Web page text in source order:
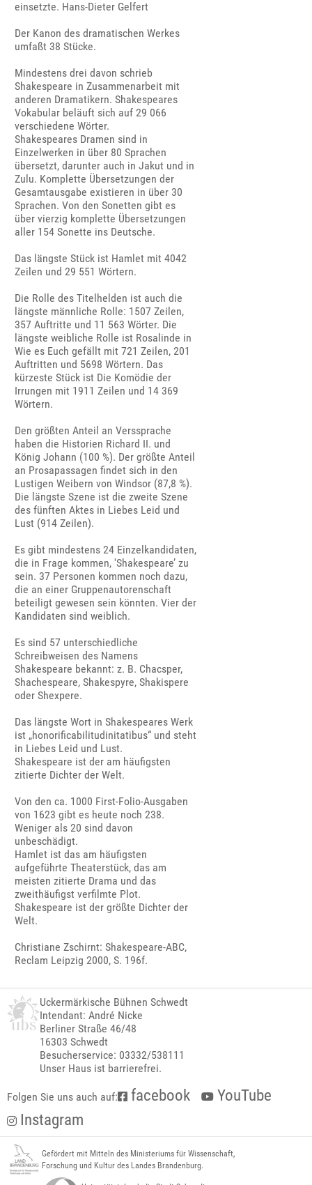
einsetzte. Hans-Dieter Gelfert
Der Kanon des dramatischen Werkes
umfaßt 38 Stücke.
Mindestens drei davon schrieb
Shakespeare in Zusammenarbeit mit
anderen Dramatikern. Shakespeares
Vokabular beläuft sich auf 29 066
verschiedene Wörter.
Shakespeares Dramen sind in
Einzelwerken in über 80 Sprachen
übersetzt, darunter auch in Jakut und in
Zulu. Komplette Übersetzungen der
Gesamtausgabe existieren in über 30
Sprachen. Von den Sonetten gibt es
über vierzig komplette Übersetzungen
aller 154 Sonette ins Deutsche.
Das längste Stück ist Hamlet mit 4042
Zeilen und 29 551 Wörtern.
Die Rolle des Titelhelden ist auch die
längste männliche Rolle: 1507 Zeilen,
357 Auftritte und 11 563 Wörter. Die
längste weibliche Rolle ist Rosalinde in
Wie es Euch gefällt mit 721 Zeilen, 201
Auftritten und 5698 Wörtern. Das
kürzeste Stück ist Die Komödie der
Irrungen mit 1911 Zeilen und 14 369
Wörtern.
Den größten Anteil an Verssprache
haben die Historien Richard II. und
König Johann (100 %). Der größte Anteil
an Prosapassagen findet sich in den
Lustigen Weibern von Windsor (87,8 %).
Die längste Szene ist die zweite Szene
des fünften Aktes in Liebes Leid und
Lust (914 Zeilen).
Es gibt mindestens 24 Einzelkandidaten,
die in Frage kommen, 'Shakespeare’ zu
sein. 37 Personen kommen noch dazu,
die an einer Gruppenautorenschaft
beteiligt gewesen sein könnten. Vier der
Kandidaten sind weiblich.
Es sind 57 unterschiedliche
Schreibweisen des Namens
Shakespeare bekannt: z. B. Chacsper,
Shachespeare, Shakespyre, Shakispere
oder Shexpere.
Das längste Wort in Shakespeares Werk
ist „honorificabilitudinitatibus“ und steht
in Liebes Leid und Lust.
Shakespeare ist der am häufigsten
zitierte Dichter der Welt.
Von den ca. 1000 First-Folio-Ausgaben
von 1623 gibt es heute noch 238.
Weniger als 20 sind davon
unbeschädigt.
Hamlet ist das am häufigsten
aufgeführte Theaterstück, das am
meisten zitierte Drama und das
zweithäufigst verfilmte Plot.
Shakespeare ist der größte Dichter der
Welt.
Christiane Zschirnt: Shakespeare-ABC,
Reclam Leipzig 2000, S. 196f.
Uckermärkische Bühnen Schwedt
Intendant: André Nicke
Berliner Straße 46/48
16303 Schwedt
Besucherservice: 03332/538111
Unser Haus ist barrierefrei.
Folgen Sie uns auch auf: facebook
YouTube
Instagram
Gefördert mit Mitteln des Ministeriums für Wissenschaft,
Forschung und Kultur des Landes Brandenburg.